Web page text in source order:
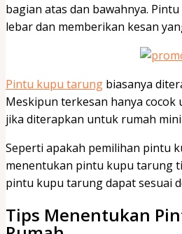
bagian atas dan bawahnya.
lebar dan memberikan kesan
Pintu kupu tarung biasanya
Meskipun terkesan hanya
jika diterapkan untuk rumah
Seperti apakah pemilihan pintu
menentukan pintu kupu tarung
pintu kupu tarung dapat sesuai
Tips Menentukan